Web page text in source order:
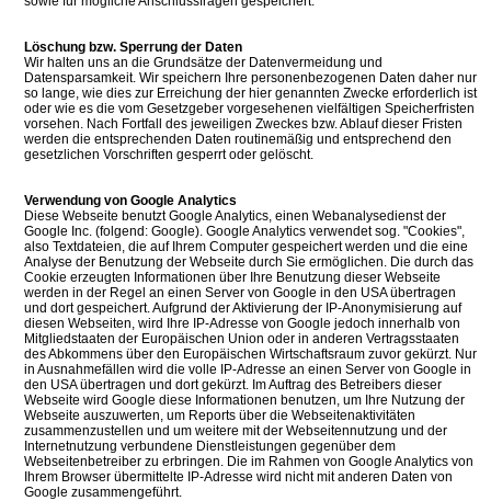
Löschung bzw. Sperrung der Daten
Wir halten uns an die Grundsätze der Datenvermeidung und
Datensparsamkeit. Wir speichern Ihre personenbezogenen Daten daher nur
so lange, wie dies zur Erreichung der hier genannten Zwecke erforderlich ist
oder wie es die vom Gesetzgeber vorgesehenen vielfältigen Speicherfristen
vorsehen. Nach Fortfall des jeweiligen Zweckes bzw. Ablauf dieser Fristen
werden die entsprechenden Daten routinemäßig und entsprechend den
gesetzlichen Vorschriften gesperrt oder gelöscht.
Verwendung von Google Analytics
Diese Webseite benutzt Google Analytics, einen Webanalysedienst der
Google Inc. (folgend: Google). Google Analytics verwendet sog. "Cookies",
also Textdateien, die auf Ihrem Computer gespeichert werden und die eine
Analyse der Benutzung der Webseite durch Sie ermöglichen. Die durch das
Cookie erzeugten Informationen über Ihre Benutzung dieser Webseite
werden in der Regel an einen Server von Google in den USA übertragen
und dort gespeichert. Aufgrund der Aktivierung der IP-Anonymisierung auf
diesen Webseiten, wird Ihre IP-Adresse von Google jedoch innerhalb von
Mitgliedstaaten der Europäischen Union oder in anderen Vertragsstaaten
des Abkommens über den Europäischen Wirtschaftsraum zuvor gekürzt. Nur
in Ausnahmefällen wird die volle IP-Adresse an einen Server von Google in
den USA übertragen und dort gekürzt. Im Auftrag des Betreibers dieser
Webseite wird Google diese Informationen benutzen, um Ihre Nutzung der
Webseite auszuwerten, um Reports über die Webseitenaktivitäten
zusammenzustellen und um weitere mit der Webseitennutzung und der
Internetnutzung verbundene Dienstleistungen gegenüber dem
Webseitenbetreiber zu erbringen. Die im Rahmen von Google Analytics von
Ihrem Browser übermittelte IP-Adresse wird nicht mit anderen Daten von
Google zusammengeführt.